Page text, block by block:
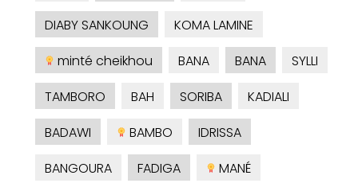
DIABY SANKOUNG
KOMA LAMINE
minté cheikhou
BANA BANA
SYLLI
TAMBORO
BAH SORIBA
KADIALI
BADAWI
BAMBO
IDRISSA
BANGOURA
FADIGA
MANÉ